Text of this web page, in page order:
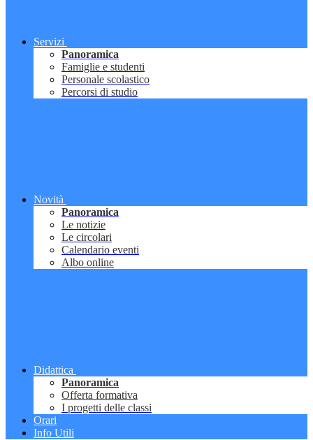
Servizi
Panoramica
Famiglie e studenti
Personale scolastico
Percorsi di studio
Novità
Panoramica
Le notizie
Le circolari
Calendario eventi
Albo online
Didattica
Panoramica
Offerta formativa
I progetti delle classi
Orari
Info Utili